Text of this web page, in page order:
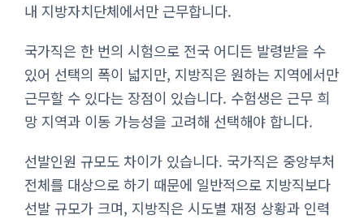
내 지방자치단체에서만 근무합니다.
국가직은 한 번의 시험으로 전국 어디든 발령받을 수
있어 선택의 폭이 넓지만, 지방직은 원하는 지역에서만
근무할 수 있다는 장점이 있습니다. 수험생은 근무 희
망 지역과 이동 가능성을 고려해 선택해야 합니다.
선발인원 규모도 차이가 있습니다. 국가직은 중앙부처
전체를 대상으로 하기 때문에 일반적으로 지방직보다
선발 규모가 크며, 지방직은 시도별 재정 상황과 인력